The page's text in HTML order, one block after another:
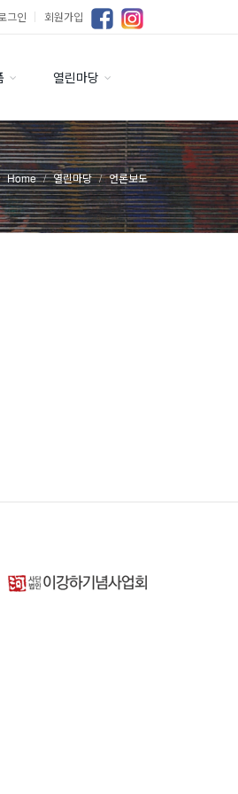
그인 ｜ 회원가입
열린마당
Home 열린마당 언론보도